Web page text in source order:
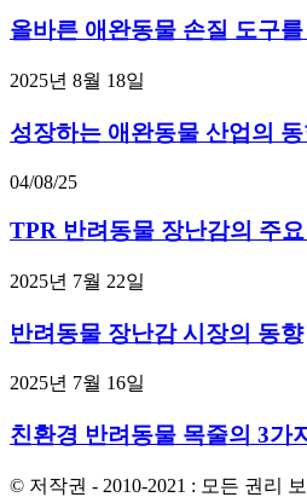
올바른 애완동물 손질 도구
2025년 8월 18일
성장하는 애완동물 산업의
04/08/25
TPR 반려동물 장난감의 주요
2025년 7월 22일
반려동물 장난감 시장의 동향
2025년 7월 16일
친환경 반려동물 목줄의 3가
© 저작권 - 2010-2021 : 모든 권리